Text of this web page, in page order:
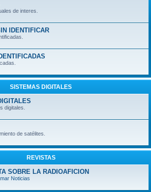
de interes.
IDENTIFICAR
SISTEMAS DIGITALES
digitales.
de satélites.
REVISTAS
SOBRE LA RADIOAFICION
Noticias